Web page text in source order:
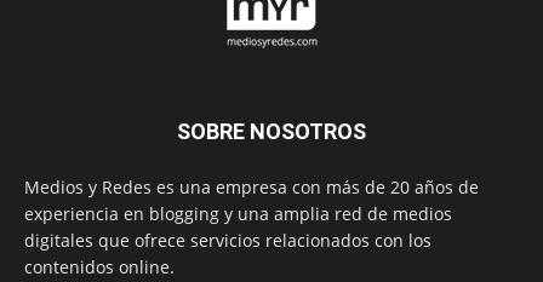
SOBRE NOSOTROS
Medios y Redes es una empresa con más de 20 años de
experiencia en blogging y una amplia red de medios
digitales que ofrece servicios relacionados con los
contenidos online.